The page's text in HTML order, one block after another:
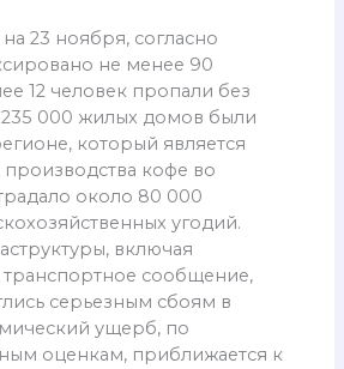
23 ноября, согласно
не менее 90
12 человек пропали без
235 000 жилых домов были
который является
кофе во
около 80 000
угодий.
включая
транспортное сообщение,
серьезным сбоям в
ущерб, по
оценкам, приближается к